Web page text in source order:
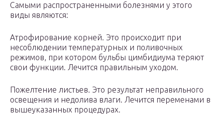
Самыми распространенными болезнями у этого
виды являются:
Атрофирование корней. Это происходит при
несоблюдении температурных и поливочных
режимов, при котором бульбы цимбидиума теряют
свои функции. Лечится правильным уходом.
Пожелтение листьев. Это результат неправильного
освещения и недолива влаги. Лечится переменами в
вышеуказанных процедурах.